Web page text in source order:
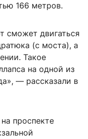
166 метров.
сможет двигаться
(с моста), а
Такое
на одной из
— рассказали в
проспекте